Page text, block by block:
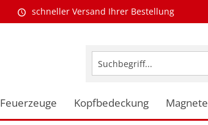
schneller Versand Ihrer Bestellung
Feuerzeuge Kopfbedeckung Magnete